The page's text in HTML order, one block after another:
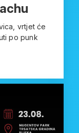
vrtjet će
po punk